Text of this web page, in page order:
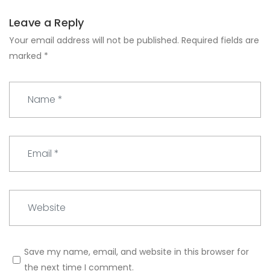
Leave a Reply
Your email address will not be published. Required fields are
marked *
m
e
a
i
b
Save my name, email, and website in this browser for
the next time I comment.